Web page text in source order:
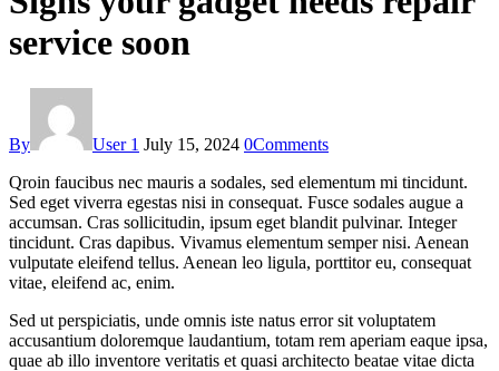
service soon
By User 1 July 15, 2024 0Comments
Qroin faucibus nec mauris a sodales, sed elementum mi tincidunt.
Sed eget viverra egestas nisi in consequat. Fusce sodales augue a
accumsan. Cras sollicitudin, ipsum eget blandit pulvinar. Integer
tincidunt. Cras dapibus. Vivamus elementum semper nisi. Aenean
vulputate eleifend tellus. Aenean leo ligula, porttitor eu, consequat
vitae, eleifend ac, enim.
Sed ut perspiciatis, unde omnis iste natus error sit voluptatem
accusantium doloremque laudantium, totam rem aperiam eaque ipsa,
quae ab illo inventore veritatis et quasi architecto beatae vitae dicta